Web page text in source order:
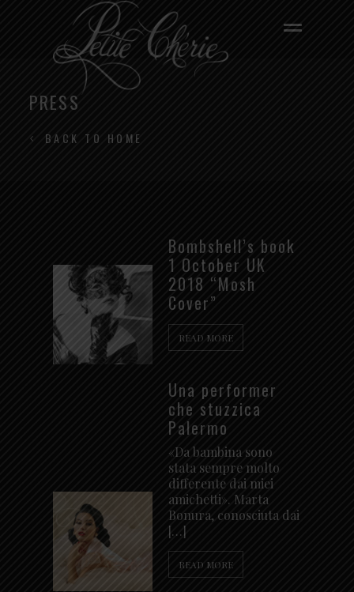
PRESS
BACK TO HOME
Bombshell’s book
1 October UK
2018 “Mosh
Cover”
READ MORE
Una performer
che stuzzica
Palermo
«Da bambina sono
stata sempre molto
differente dai miei
amichetti». Marta
Bonura, conosciuta dai
[…]
READ MORE